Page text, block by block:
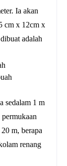
Ia akan
cm x 12cm x
adalah
sedalam 1 m
m, berapa
renang